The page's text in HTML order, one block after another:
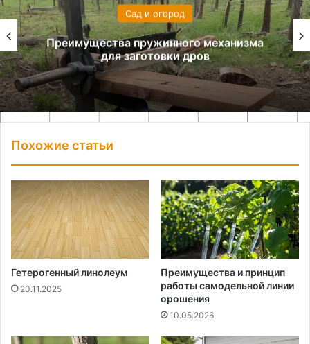
Сад и огород
Преимущества пружинного механизма
для заготовки дров
Похожие статьи
Гетерогенный линолеум
20.11.2025
Преимущества и принцип
работы самодельной линии
орошения
10.05.2026